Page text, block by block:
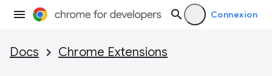
Connexion
Docs Chrome Extensions